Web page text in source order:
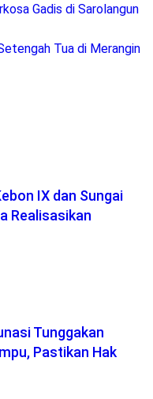
Gadis di Sarolangun
Tua di Merangin
IX dan Sungai
Realisasikan
Tunggakan
Pastikan Hak